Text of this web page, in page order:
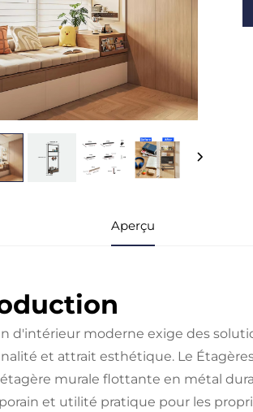
Aperçu
d'intérieur moderne exige des
et attrait esthétique. Le
murale flottante en métal
et utilité pratique pour les